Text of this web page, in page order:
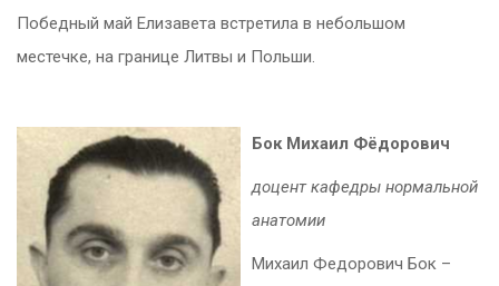
Победный май Елизавета встретила в небольшом
местечке, на границе Литвы и Польши.
Бок Михаил Фёдорович
доцент кафедры нормальной
анатомии
Михаил Федорович Бок –